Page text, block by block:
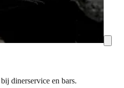
dinerservice en bars.